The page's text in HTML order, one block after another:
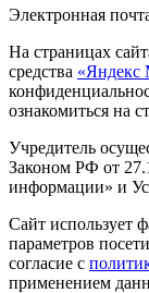
Электронная
На страницах
средства «Яндекс
ознакомиться на
Учредитель
Законом РФ от
информации» и
Сайт использует
параметров
согласие с
применением